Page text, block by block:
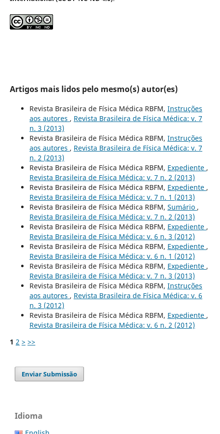
Artigos mais lidos pelo mesmo(s) autor(es)
Revista Brasileira de Física Médica RBFM, Instruções
aos autores , Revista Brasileira de Física Médica: v. 7
n. 3 (2013)
Revista Brasileira de Física Médica RBFM, Instruções
aos autores , Revista Brasileira de Física Médica: v. 7
n. 2 (2013)
Revista Brasileira de Física Médica RBFM, Expediente ,
Revista Brasileira de Física Médica: v. 7 n. 2 (2013)
Revista Brasileira de Física Médica RBFM, Expediente ,
Revista Brasileira de Física Médica: v. 7 n. 1 (2013)
Revista Brasileira de Física Médica RBFM, Sumário ,
Revista Brasileira de Física Médica: v. 7 n. 2 (2013)
Revista Brasileira de Física Médica RBFM, Expediente ,
Revista Brasileira de Física Médica: v. 6 n. 3 (2012)
Revista Brasileira de Física Médica RBFM, Expediente ,
Revista Brasileira de Física Médica: v. 6 n. 1 (2012)
Revista Brasileira de Física Médica RBFM, Expediente ,
Revista Brasileira de Física Médica: v. 7 n. 3 (2013)
Revista Brasileira de Física Médica RBFM, Instruções
aos autores , Revista Brasileira de Física Médica: v. 6
n. 3 (2012)
Revista Brasileira de Física Médica RBFM, Expediente ,
Revista Brasileira de Física Médica: v. 6 n. 2 (2012)
1 2 > >>
Enviar Submissão
Idioma